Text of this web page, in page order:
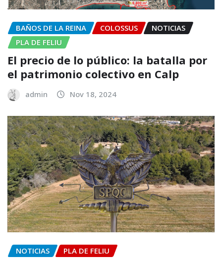
BAÑOS DE LA REINA COLOSSUS
NOTICIAS
PLA DE FELIU
El precio de lo público: la batalla por
el patrimonio colectivo en Calp
admin Nov 18, 2024
NOTICIAS PLA DE FELIU